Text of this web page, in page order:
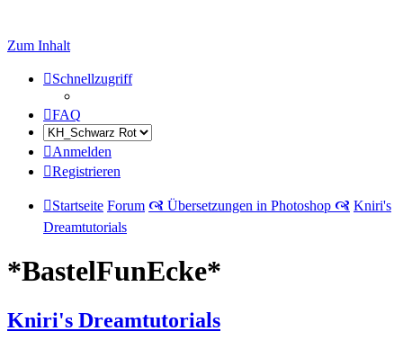
Zum Inhalt
Schnellzugriff
FAQ
Anmelden
Registrieren
Startseite Forum 🙧 Übersetzungen in Photoshop 🙧 Kniri's
Dreamtutorials
*BastelFunEcke*
Kniri's Dreamtutorials